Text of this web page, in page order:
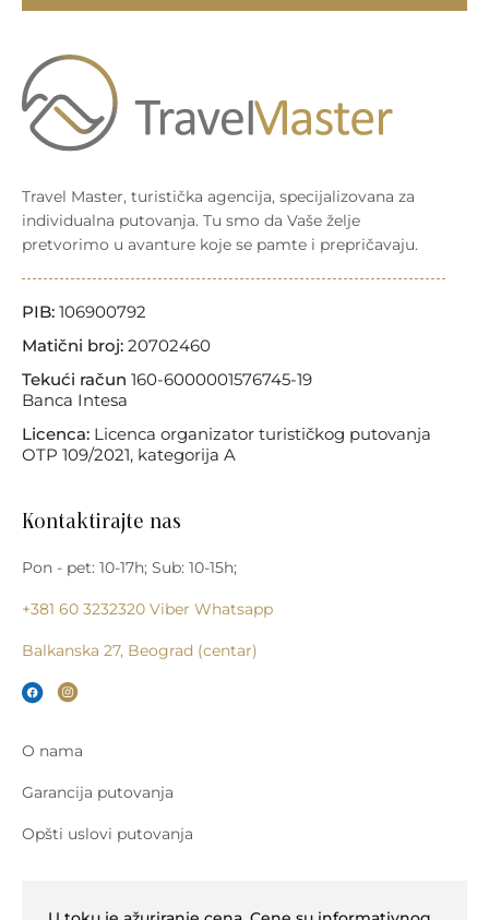
Travel Master, turistička agencija, specijalizovana za
individualna putovanja. Tu smo da Vaše želje
pretvorimo u avanture koje se pamte i prepričavaju.
PIB: 106900792
Matični broj: 20702460
Tekući račun 160-6000001576745-19
Banca Intesa
Licenca: Licenca organizator turističkog putovanja
OTP 109/2021, kategorija A
Kontaktirajte nas
Pon - pet: 10-17h; Sub: 10-15h;
+381 60 3232320 Viber Whatsapp
Balkanska 27, Beograd (centar)
O nama
Garancija putovanja
Opšti uslovi putovanja